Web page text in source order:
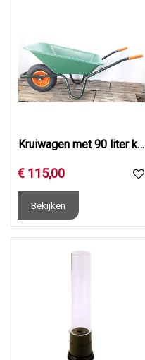
Kruiwagen met 90 liter kunststof bak, rechte neus
€ 115,00
Bekijken